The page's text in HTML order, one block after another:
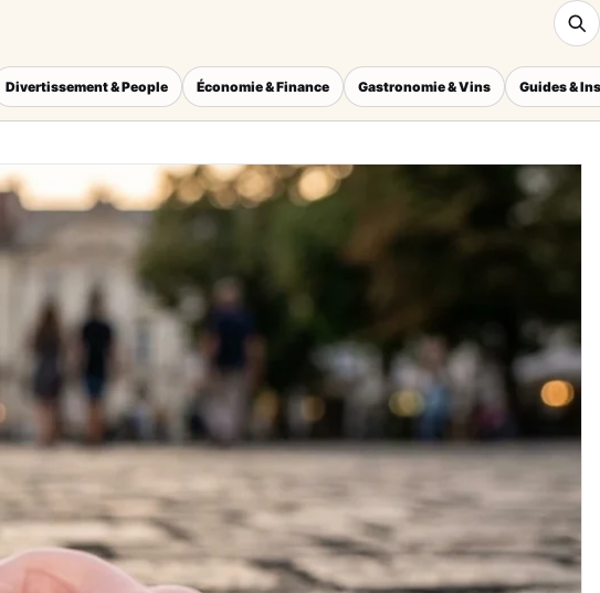
Divertissement & People Économie & Finance Gastronomie & Vins Guides &